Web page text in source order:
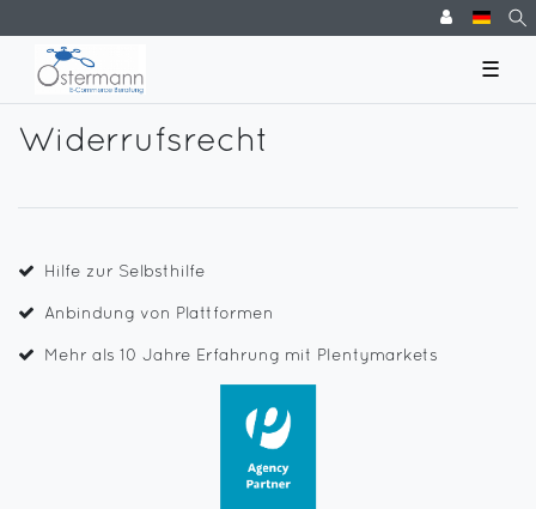
☰
Widerrufs­recht
Hilfe zur Selbsthilfe
Anbindung von Plattformen
Mehr als 10 Jahre Erfahrung mit Plentymarkets